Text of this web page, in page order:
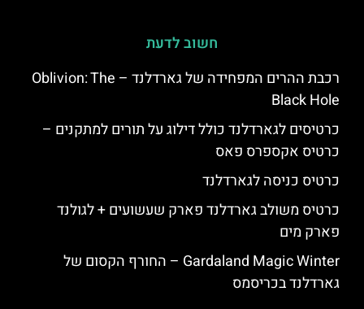
חשוב לדעת
רכבת ההרים המפחידה של גארדלנד – Oblivion: The
Black Hole
כרטיסים לגארדלנד כולל דילוג על תורים למתקנים –
כרטיס אקספרס פאס
כרטיס כניסה לגארדלנד
כרטיס משולב גארדלנד פארק שעשועים + לגולנד
פארק מים
Gardaland Magic Winter – החורף הקסום של
גארדלנד בכריסמס